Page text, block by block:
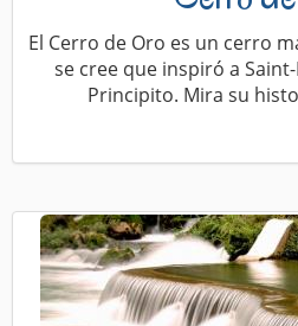
El Cerro de Oro es un cerro
se cree que inspiró a
Principito. Mira su